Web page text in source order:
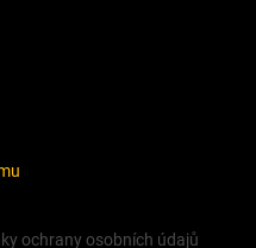
ochrany osobních údajů